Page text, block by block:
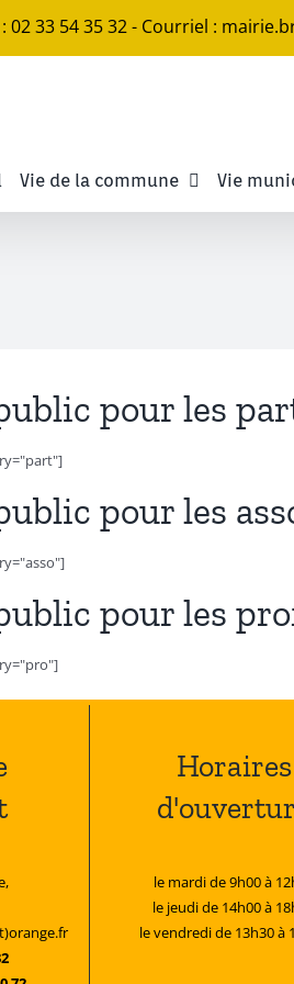
02 33 54 35 32 - Courriel :
Vie de la commune Vie
pour les
pour les
pour les
Horaires
le mardi de 9h00 à
le jeudi de 14h00 à
le vendredi de 13h30 à